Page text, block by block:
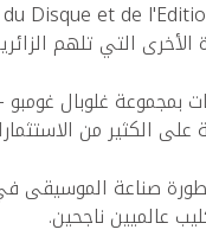
التي تلهم
بمجموعة غلوبال
على الكثير من
صناعة الموسيقى في
عالميين ناجحين.